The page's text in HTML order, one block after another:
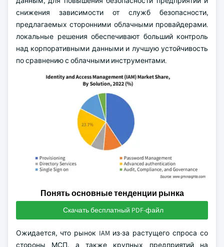
снижения зависимости от служб безопасности,
предлагаемых сторонними облачными провайдерами.
локальные решения обеспечивают больший контроль
над корпоративными данными и лучшую устойчивость
по сравнению с облачными инструментами.
Понять основные тенденции рынка
Скачать бесплатный PDF-файл
Ожидается, что рынок IAM из-за растущего спроса со
стороны МСП, а также крупных предприятий на